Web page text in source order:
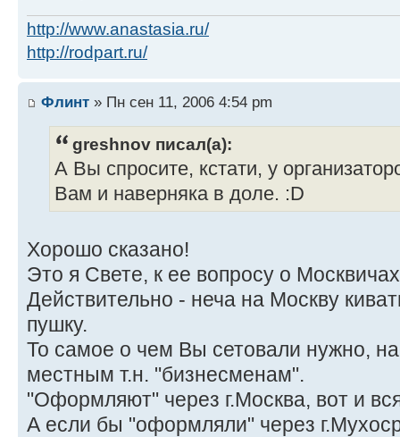
http://www.anastasia.ru/
http://rodpart.ru/
Флинт » Пн сен 11, 2006 4:54 pm
greshnov писал(а):
А Вы спросите, кстати, у
Вам и наверняка в доле. :D
Хорошо сказано!
Это я Свете, к ее вопросу о
Действительно - неча на Москву
пушку.
То самое о чем Вы сетовали нужно,
местным т.н. "бизнесменам".
"Оформляют" через г.Москва, вот и
А если бы "оформляли" через